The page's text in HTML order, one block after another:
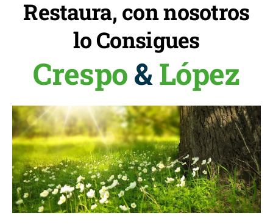
Restaura, con nosotros
lo Consigues
Crespo&López